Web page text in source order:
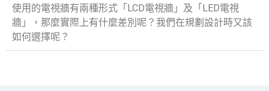
使用的電視牆有兩種形式「LCD電視牆」及「LED電視
牆」，那麼實際上有什麼差別呢？我們在規劃設計時又該
如何選擇呢？